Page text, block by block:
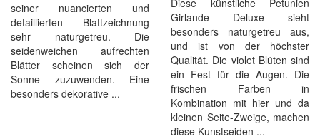
seiner nuancierten und
detaillierten Blattzeichnung
sehr naturgetreu. Die
seidenweichen aufrechten
Blätter scheinen sich der
Sonne zuzuwenden. Eine
besonders dekorative ...
Diese künstliche Petunien
Girlande Deluxe sieht
besonders naturgetreu aus,
und ist von der höchster
Qualität. Die violet Blüten sind
ein Fest für die Augen. Die
frischen Farben in
Kombination mit hier und da
kleinen Seite-Zweige, machen
diese Kunstseiden ...